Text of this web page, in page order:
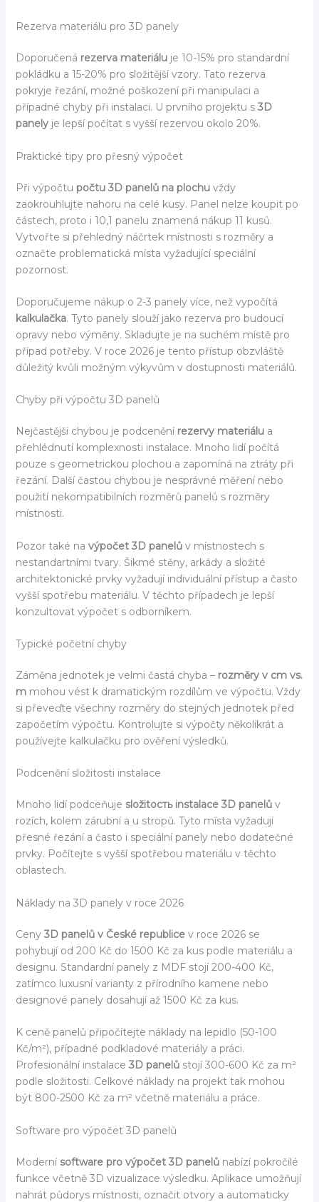
Rezerva materiálu pro 3D panely
Doporučená rezerva materiáluje 10-15% pro standardní
pokládku a 15-20% pro složitější vzory. Tato rezerva
pokryje řezání, možné poškození při manipulaci a
případné chyby při instalaci. U prvního projektu s 3D
panelyje lepší počítat s vyšší rezervou okolo 20%.
Praktické tipy pro přesný výpočet
Při výpočtu počtu 3D panelů na plochuvždy
zaokrouhlujte nahoru na celé kusy. Panel nelze koupit po
částech, proto i 10,1 panelu znamená nákup 11 kusů.
Vytvořte si přehledný náčrtek místnosti s rozměry a
označte problematická místa vyžadující speciální
pozornost.
Doporučujeme nákup o 2-3 panely více, než vypočítá
kalkulačka. Tyto panely slouží jako rezerva pro budoucí
opravy nebo výměny. Skladujte je na suchém místě pro
případ potřeby. V roce 2026 je tento přístup obzvláště
důležitý kvůli možným výkyvům v dostupnosti materiálů.
Chyby při výpočtu 3D panelů
Nejčastější chybou je podcenění rezervy materiálua
přehlédnutí komplexnosti instalace. Mnoho lidí počítá
pouze s geometrickou plochou a zapomíná na ztráty při
řezání. Další častou chybou je nesprávné měření nebo
použití nekompatibilních rozměrů panelů s rozměry
místnosti.
Pozor také na výpočet 3D panelův místnostech s
nestandartními tvary. Šikmé stěny, arkády a složité
architektonické prvky vyžadují individuální přístup a často
vyšší spotřebu materiálu. V těchto případech je lepší
konzultovat výpočet s odborníkem.
Typické početní chyby
Záměna jednotek je velmi častá chyba – rozměry v cm vs.
mmohou vést k dramatickým rozdílům ve výpočtu. Vždy
si převeďte všechny rozměry do stejných jednotek před
započetím výpočtu. Kontrolujte si výpočty několikrát a
používejte kalkulačku pro ověření výsledků.
Podcenění složitosti instalace
Mnoho lidí podceňuje složitость instalace 3D panelův
rozích, kolem zárubní a u stropů. Tyto místa vyžadují
přesné řezání a často i speciální panely nebo dodatečné
prvky. Počítejte s vyšší spotřebou materiálu v těchto
oblastech.
Náklady na 3D panely v roce 2026
Ceny 3D panelů v České republicev roce 2026 se
pohybují od 200 Kč do 1500 Kč za kus podle materiálu a
designu. Standardní panely z MDF stojí 200-400 Kč,
zatímco luxusní varianty z přírodního kamene nebo
designové panely dosahují až 1500 Kč za kus.
K ceně panelů připočítejte náklady na lepidlo (50-100
Kč/m²), případné podkladové materiály a práci.
Profesionální instalace 3D panelůstojí 300-600 Kč za m²
podle složitosti. Celkové náklady na projekt tak mohou
být 800-2500 Kč za m² včetně materiálu a práce.
Software pro výpočet 3D panelů
Modernísoftware pro výpočet 3D panelůnabízí pokročilé
funkce včetně 3D vizualizace výsledku. Aplikace umožňují
nahrát půdorys místnosti, označit otvory a automaticky